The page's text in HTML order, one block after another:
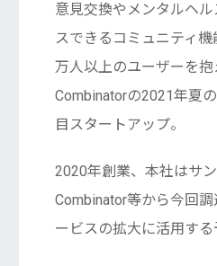
意見交換やメンタルヘ
スできるコミュニティ
万人以上のユーザーを抱
Combinatorの2021年夏
目スタートアップ。
2020年創業、本社はサ
Combinator等から今回
ービスの拡大に活用する